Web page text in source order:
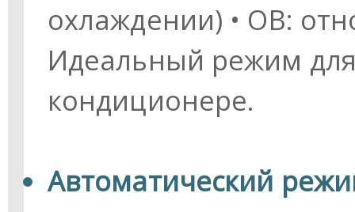
охлаждении) • ОВ:
Идеальный режим
кондиционере.
Автоматический